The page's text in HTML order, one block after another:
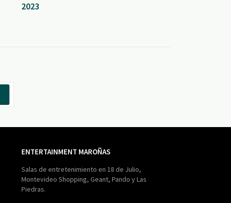
2023
ENTERTAINMENT MAROÑAS
Salas de entretenimiento en 18 de Julio,
Montevideo Shopping, Geant, Pando y Las
Piedras.